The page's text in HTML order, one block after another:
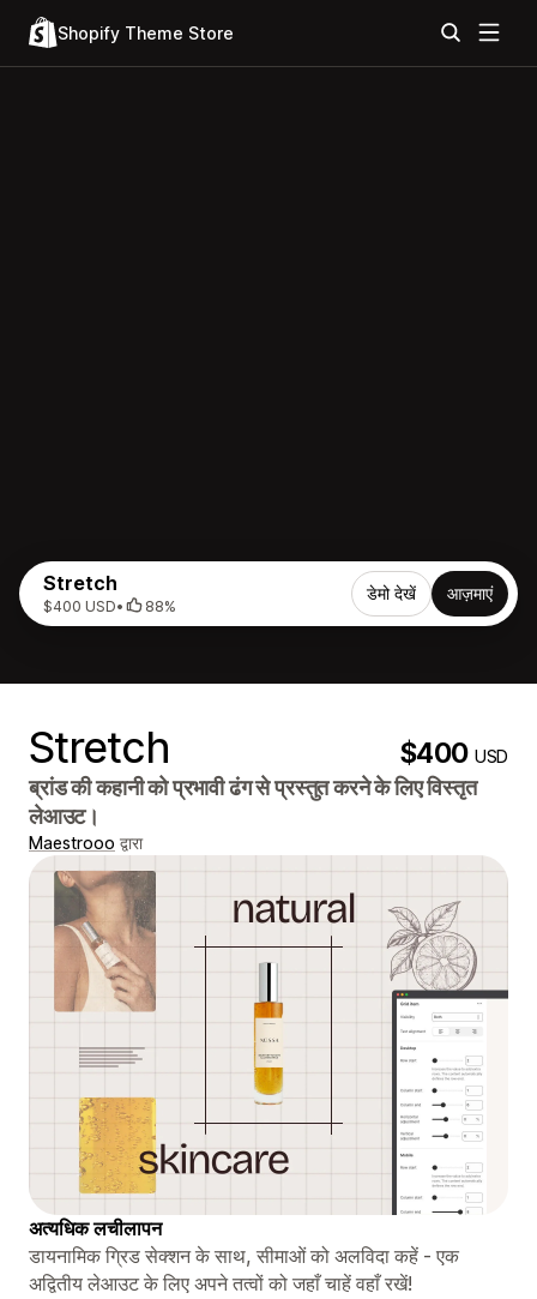
Shopify Theme Store
Stretch
$400 USD• 88%
डेमो देखें आज़माएं
Stretch $400USD
ब्रांड की कहानी को प्रभावी ढंग से प्रस्तुत करने के लिए विस्तृत
लेआउट।
Maestrooo द्वारा
अत्यधिक लचीलापन
डायनामिक ग्रिड सेक्शन के साथ, सीमाओं को अलविदा कहें - एक
अद्वितीय लेआउट के लिए अपने तत्वों को जहाँ चाहें वहाँ रखें!